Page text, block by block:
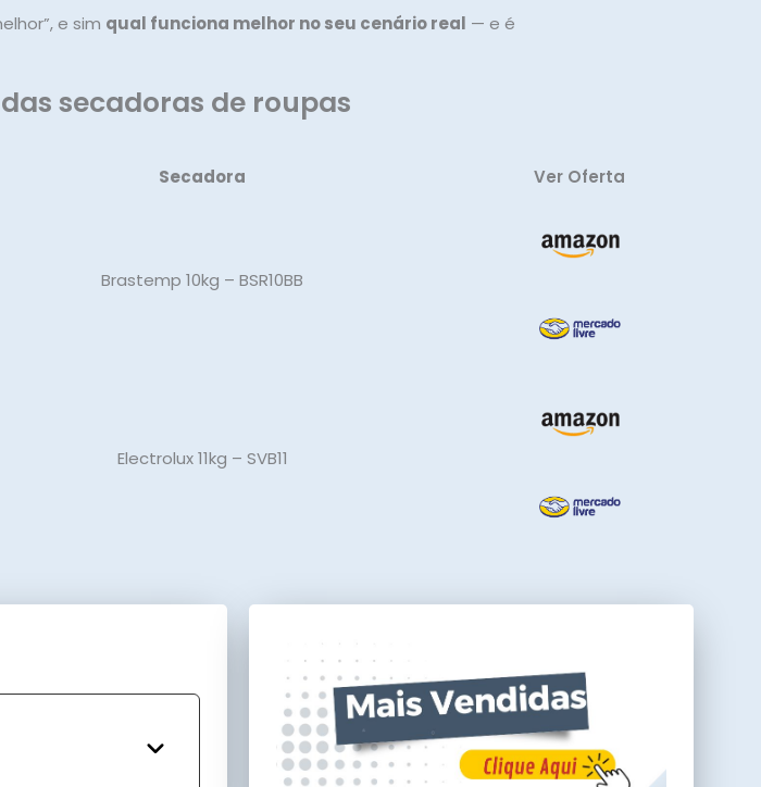
e sim qual funciona melhor no seu cenário real — e é
secadoras de roupas
Secadora Ver Oferta
Brastemp 10kg – BSR10BB
Electrolux 11kg – SVB11